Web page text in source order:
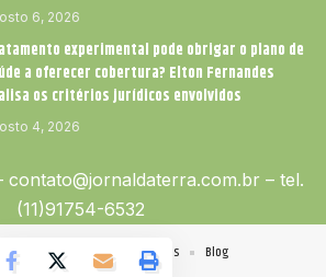
6, 2026
experimental pode obrigar o plano de
a oferecer cobertura? Elton Fernandes
os critérios jurídicos envolvidos
4, 2026
contato@jornaldaterra.com.br – tel.
(11)91754-6532
Faz Contato Sobre Nós Blog